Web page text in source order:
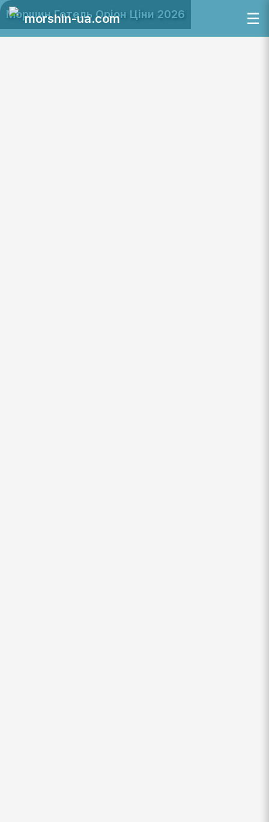
morshin-ua.com ☰
Моршин Готель Оріон Ціни 2026